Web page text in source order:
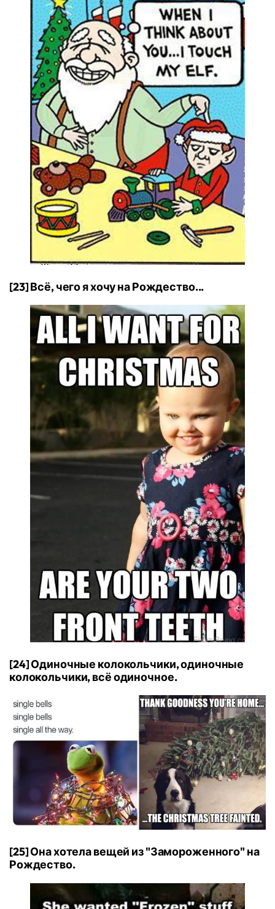
[23] Всё, чего я хочу на Рождество...
[24] Одиночные колокольчики, одиночные
колокольчики, всё одиночное.
[25] Она хотела вещей из "Замороженного" на
Рождество.